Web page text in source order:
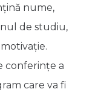
nume,
de studiu,
conferințe a
care va fi